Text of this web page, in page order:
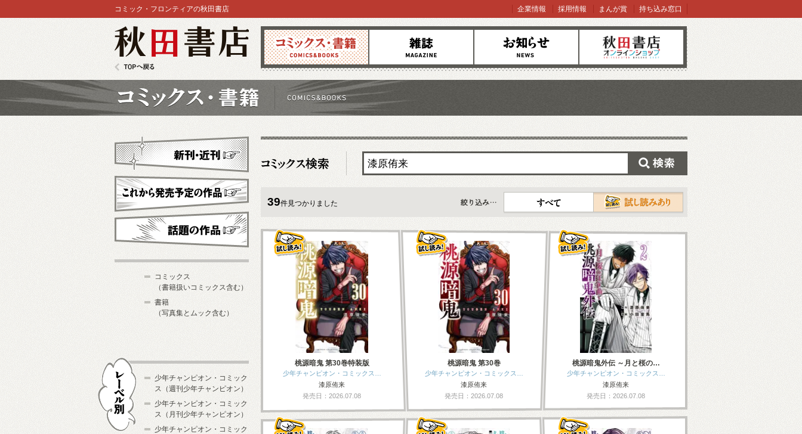
コミックス 雑誌 お知らせ オンラインショップ
コミック・フロンティアの秋田書店 企業情報 採用情報 まんが賞 持ち込み窓口
39件見つかりました
すべて
桃源暗鬼 第30巻特装版
少年チャンピオン・コミックス…
漆原侑来
発売日：2026.07.08
桃源暗鬼 第30巻
少年チャンピオン・コミックス…
漆原侑来
発売日：2026.07.08
桃源暗鬼外伝 ～月と桜の…
少年チャンピオン・コミックス…
漆原侑来
発売日：2026.07.08
新刊・近刊
これから発売予定
コミックス
（書籍扱いコミックス含む）
書籍
（写真集とムック含む）
少年チャンピオン・コミック
ス（週刊少年チャンピオン）
少年チャンピオン・コミック
ス（月刊少年チャンピオン）
少年チャンピオン・コミック